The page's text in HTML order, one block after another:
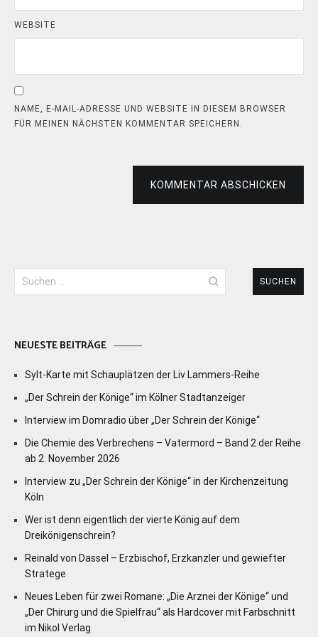
WEBSITE
NAME, E-MAIL-ADRESSE UND WEBSITE IN DIESEM BROWSER
FÜR MEINEN NÄCHSTEN KOMMENTAR SPEICHERN.
KOMMENTAR ABSCHICKEN
Suchen
nach:
NEUESTE BEITRÄGE
Sylt-Karte mit Schauplätzen der Liv Lammers-Reihe
„Der Schrein der Könige“ im Kölner Stadtanzeiger
Interview im Domradio über „Der Schrein der Könige“
Die Chemie des Verbrechens – Vatermord – Band 2 der Reihe
ab 2. November 2026
Interview zu „Der Schrein der Könige“ in der Kirchenzeitung
Köln
Wer ist denn eigentlich der vierte König auf dem
Dreikönigenschrein?
Reinald von Dassel – Erzbischof, Erzkanzler und gewiefter
Stratege
Neues Leben für zwei Romane: „Die Arznei der Könige“ und
„Der Chirurg und die Spielfrau“ als Hardcover mit Farbschnitt
im Nikol Verlag